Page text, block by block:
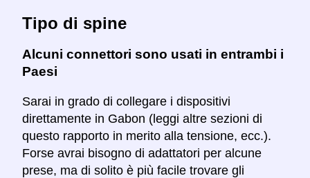
Tipo di spine
Alcuni connettori sono usati in entrambi i
Paesi
Sarai in grado di collegare i dispositivi
direttamente in Gabon (leggi altre sezioni di
questo rapporto in merito alla tensione, ecc.).
Forse avrai bisogno di adattatori per alcune
prese, ma di solito è più facile trovare gli